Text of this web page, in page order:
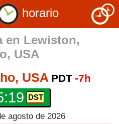
horario
en Lewiston,
USA
USA PDT -7h
agosto de 2026